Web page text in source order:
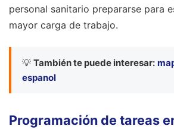
personal sanitario prepararse para
mayor carga de trabajo.
💡 También te puede interesar:
espanol
Programación de tareas